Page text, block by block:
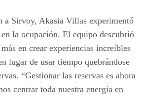
a Sirvoy, Akasia Villas experimentó
la ocupación. El equipo descubrió
en crear experiencias increíbles
lugar de usar tiempo quebrándose
“Gestionar las reservas es ahora
centrar toda nuestra energía en